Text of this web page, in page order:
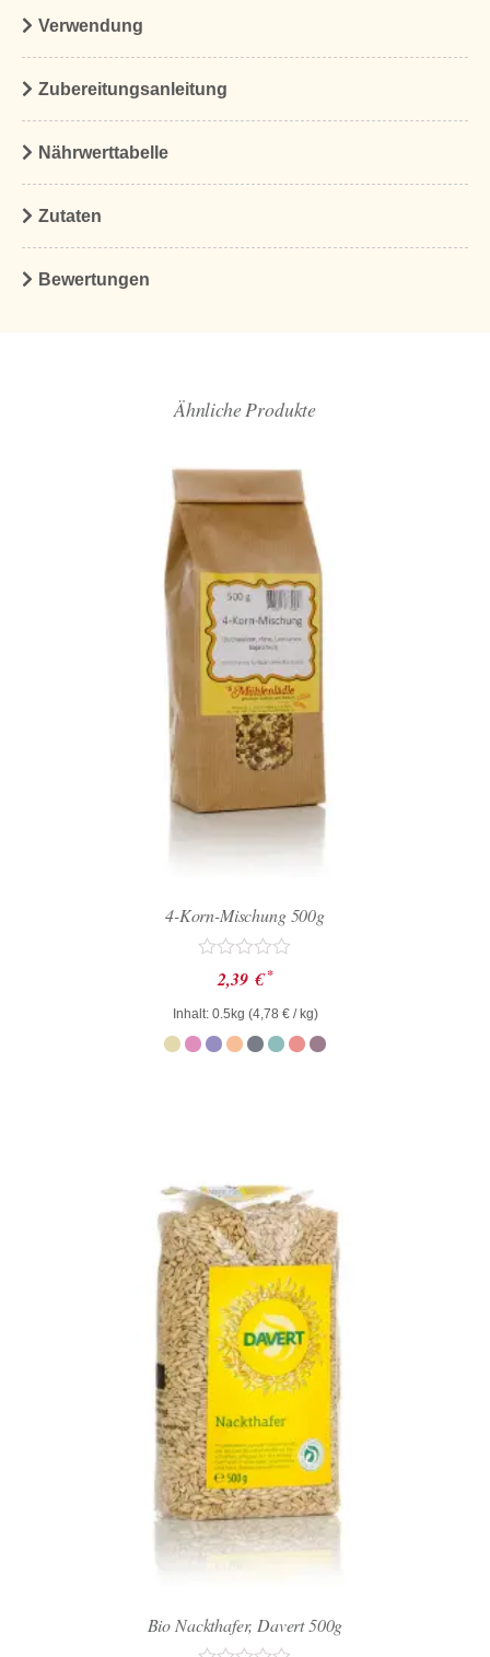
Verwendung
Zubereitungsanleitung
Nährwerttabelle
Zutaten
Bewertungen
Ähnliche Produkte
4-Korn-Mischung 500g
Bewertet
mit
0
von
5
2,39 € *
Inhalt: 0.5kg (4,78 €/ kg)
Bio Nackthafer, Davert 500g